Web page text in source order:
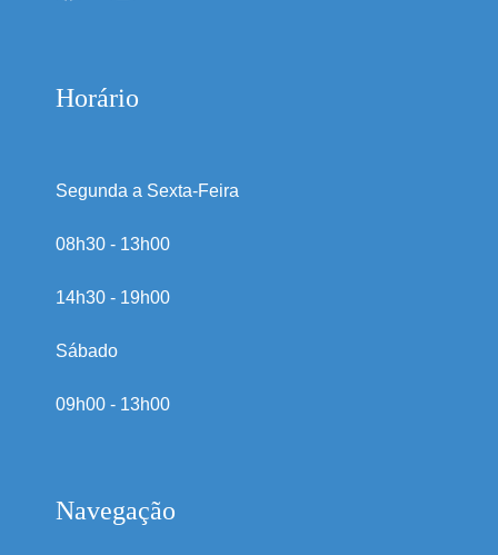
Horário
Segunda a Sexta-Feira
08h30 - 13h00
14h30 - 19h00
Sábado
09h00 - 13h00
Navegação